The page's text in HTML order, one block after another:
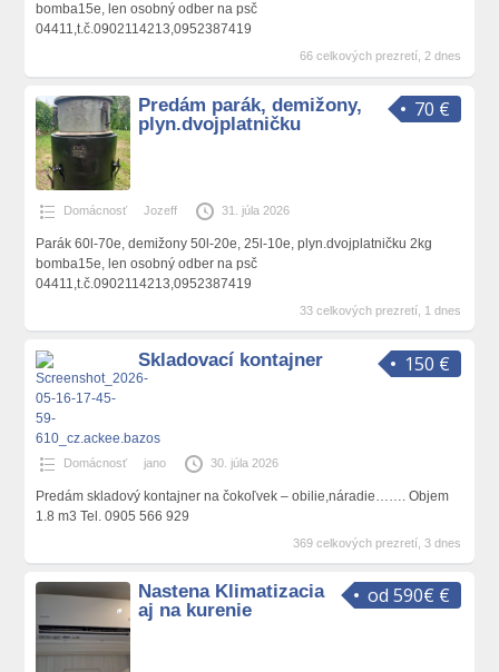
bomba15e, len osobný odber na psč
04411,t.č.0902114213,0952387419
66 celkových prezretí, 2 dnes
70 €
Predám parák, demižony,
plyn.dvojplatničku
Domácnosť Jozeff 31. júla 2026
Parák 60l-70e, demižony 50l-20e, 25l-10e, plyn.dvojplatničku 2kg
bomba15e, len osobný odber na psč
04411,t.č.0902114213,0952387419
33 celkových prezretí, 1 dnes
150 €
Skladovací kontajner
Domácnosť jano 30. júla 2026
Predám skladový kontajner na čokoľvek – obilie,náradie……. Objem
1.8 m3 Tel. 0905 566 929
369 celkových prezretí, 3 dnes
od 590€ €
Nastena Klimatizacia
aj na kurenie